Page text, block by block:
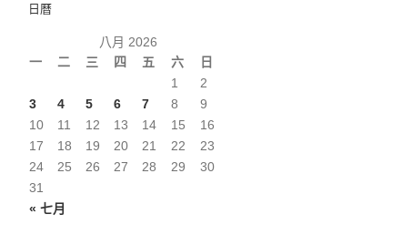
日曆
八月 2026
一
二 三 四 五 六 日
« 七月
1
2
3
4 5 6 7 8
9
10
11 12 13 14 15
16
17
18 19 20 21 22
23
24
25 26 27 28 29
30
31